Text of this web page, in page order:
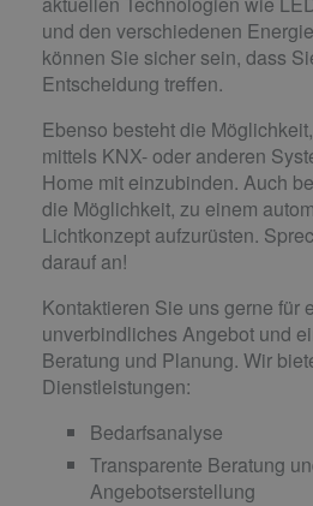
und den verschiedenen
können Sie sicher sein, dass
Entscheidung treffen.
Ebenso besteht die
mittels KNX- oder anderen
Home mit einzubinden. Auch
die Möglichkeit, zu einem
Lichtkonzept aufzurüsten.
darauf an!
Kontaktieren Sie uns gerne für
unverbindliches Angebot und
Beratung und Planung. Wir
Dienstleistungen:
Bedarfsanalyse
Transparente Beratung
Angebotserstellung